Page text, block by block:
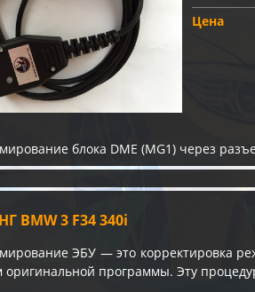
Цена
блока DME (MG1) через
BMW 3 F34 340i
ЭБУ — это корректировка
оригинальной программы. Эту